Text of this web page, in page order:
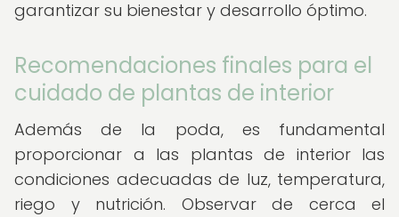
garantizar su bienestar y desarrollo óptimo.
Recomendaciones finales para el
cuidado de plantas de interior
Además de la poda, es fundamental
proporcionar a las plantas de interior las
condiciones adecuadas de luz, temperatura,
riego y nutrición. Observar de cerca el